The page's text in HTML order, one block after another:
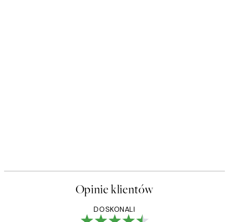
Opinie klientów
DOSKONALI